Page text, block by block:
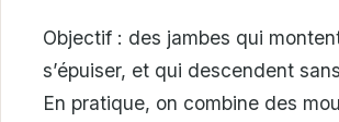
Objectif : des jambes qui
s’épuiser, et qui descendent
En pratique, on combine des